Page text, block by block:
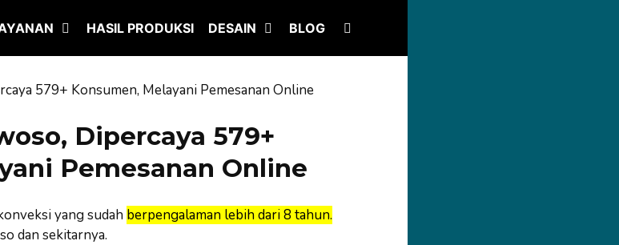
HASIL PRODUKSI DESAIN BLOG
579+ Konsumen, Melayani Pemesanan Online
Dipercaya 579+
Pemesanan Online
yang sudah berpengalaman lebih dari 8 tahun.
dan sekitarnya.